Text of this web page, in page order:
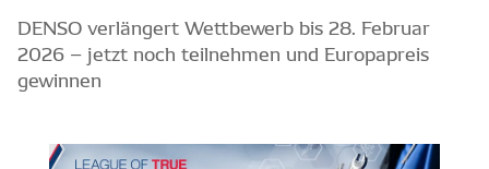
DENSO verlängert Wettbewerb bis 28. Februar
2026 – jetzt noch teilnehmen und Europapreis
gewinnen